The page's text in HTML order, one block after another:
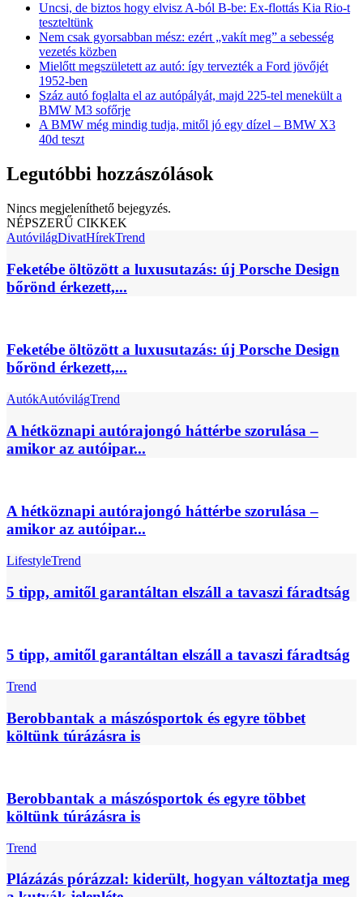
Uncsi, de biztos hogy elvisz A-ból B-be: Ex-flottás Kia Rio-t
teszteltünk
Nem csak gyorsabban mész: ezért „vakít meg” a sebesség
vezetés közben
Mielőtt megszületett az autó: így tervezték a Ford jövőjét
1952-ben
Száz autó foglalta el az autópályát, majd 225-tel menekült a
BMW M3 sofőrje
A BMW még mindig tudja, mitől jó egy dízel – BMW X3
40d teszt
Legutóbbi hozzászólások
Nincs megjeleníthető bejegyzés.
NÉPSZERŰ CIKKEK
AutóvilágDivatHírekTrend
Feketébe öltözött a luxusutazás: új Porsche Design
bőrönd érkezett,...
Feketébe öltözött a luxusutazás: új Porsche Design
bőrönd érkezett,...
AutókAutóvilágTrend
A hétköznapi autórajongó háttérbe szorulása –
amikor az autóipar...
A hétköznapi autórajongó háttérbe szorulása –
amikor az autóipar...
LifestyleTrend
5 tipp, amitől garantáltan elszáll a tavaszi fáradtság
5 tipp, amitől garantáltan elszáll a tavaszi fáradtság
Trend
Berobbantak a mászósportok és egyre többet
költünk túrázásra is
Berobbantak a mászósportok és egyre többet
költünk túrázásra is
Trend
Plázázás pórázzal: kiderült, hogyan változtatja meg